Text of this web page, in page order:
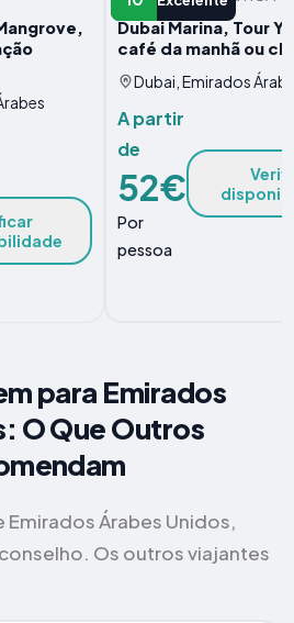
Dubai Marina, Tour
café da manhã ou
Dubai, Emirados
A partir
de
52€
Por
pessoa
para Emirados
O Que Outros
Emirados Árabes Unidos,
Os outros viajantes